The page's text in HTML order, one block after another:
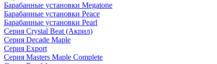
Барабанные установки Megatone
Барабанные установки Peace
Барабанные установки Pearl
Серия Crystal Beat (Акрил)
Серия Decade Maple
Серия Export
Серия Masters Maple Complete